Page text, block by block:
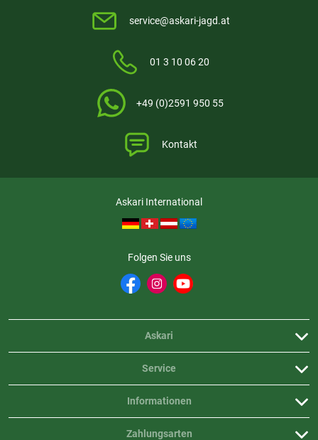
service@askari-jagd.at
01 3 10 06 20
+49 (0)2591 950 55
Kontakt
Askari International
Folgen Sie uns
Askari
Service
Informationen
Zahlungsarten